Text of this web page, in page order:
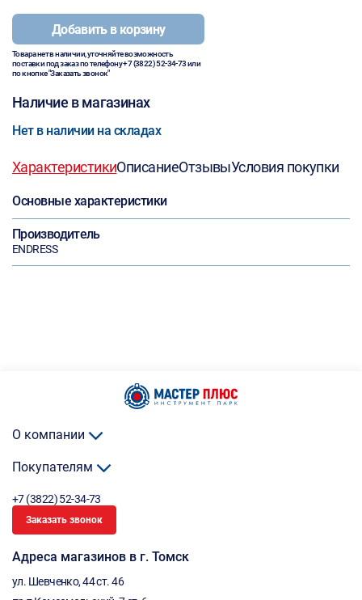
Добавить в корзину
Товара нет в наличии, уточняйте возможность
поставки под заказ по телефону+7 (3822) 52-34-73или
по кнопке "Заказать звонок"
Наличие в магазинах
Нет в наличии на складах
ХарактеристикиОписаниеОтзывыУсловия покупки
Основные характеристики
Производитель
ENDRESS
О компании
Покупателям
+7 (3822) 52-34-73
Заказать звонок
Адреса магазинов в г. Томск
ул. Шевченко, 44 ст. 46